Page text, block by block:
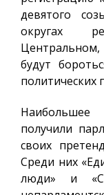
девятого
округах
будут
политических
Наибольшее
получили
своих
Среди них
люди» и